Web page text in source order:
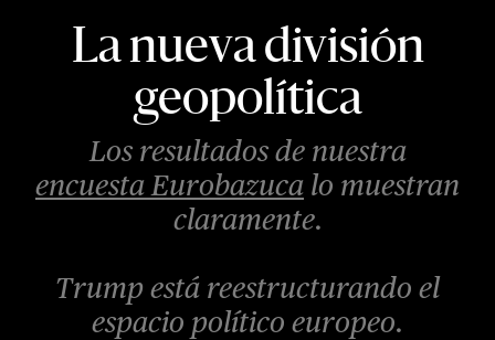
La nueva división
geopolítica
Los resultados de nuestra
encuesta Eurobazuca lo muestran
claramente.
Trump está reestructurando el
espacio político europeo.